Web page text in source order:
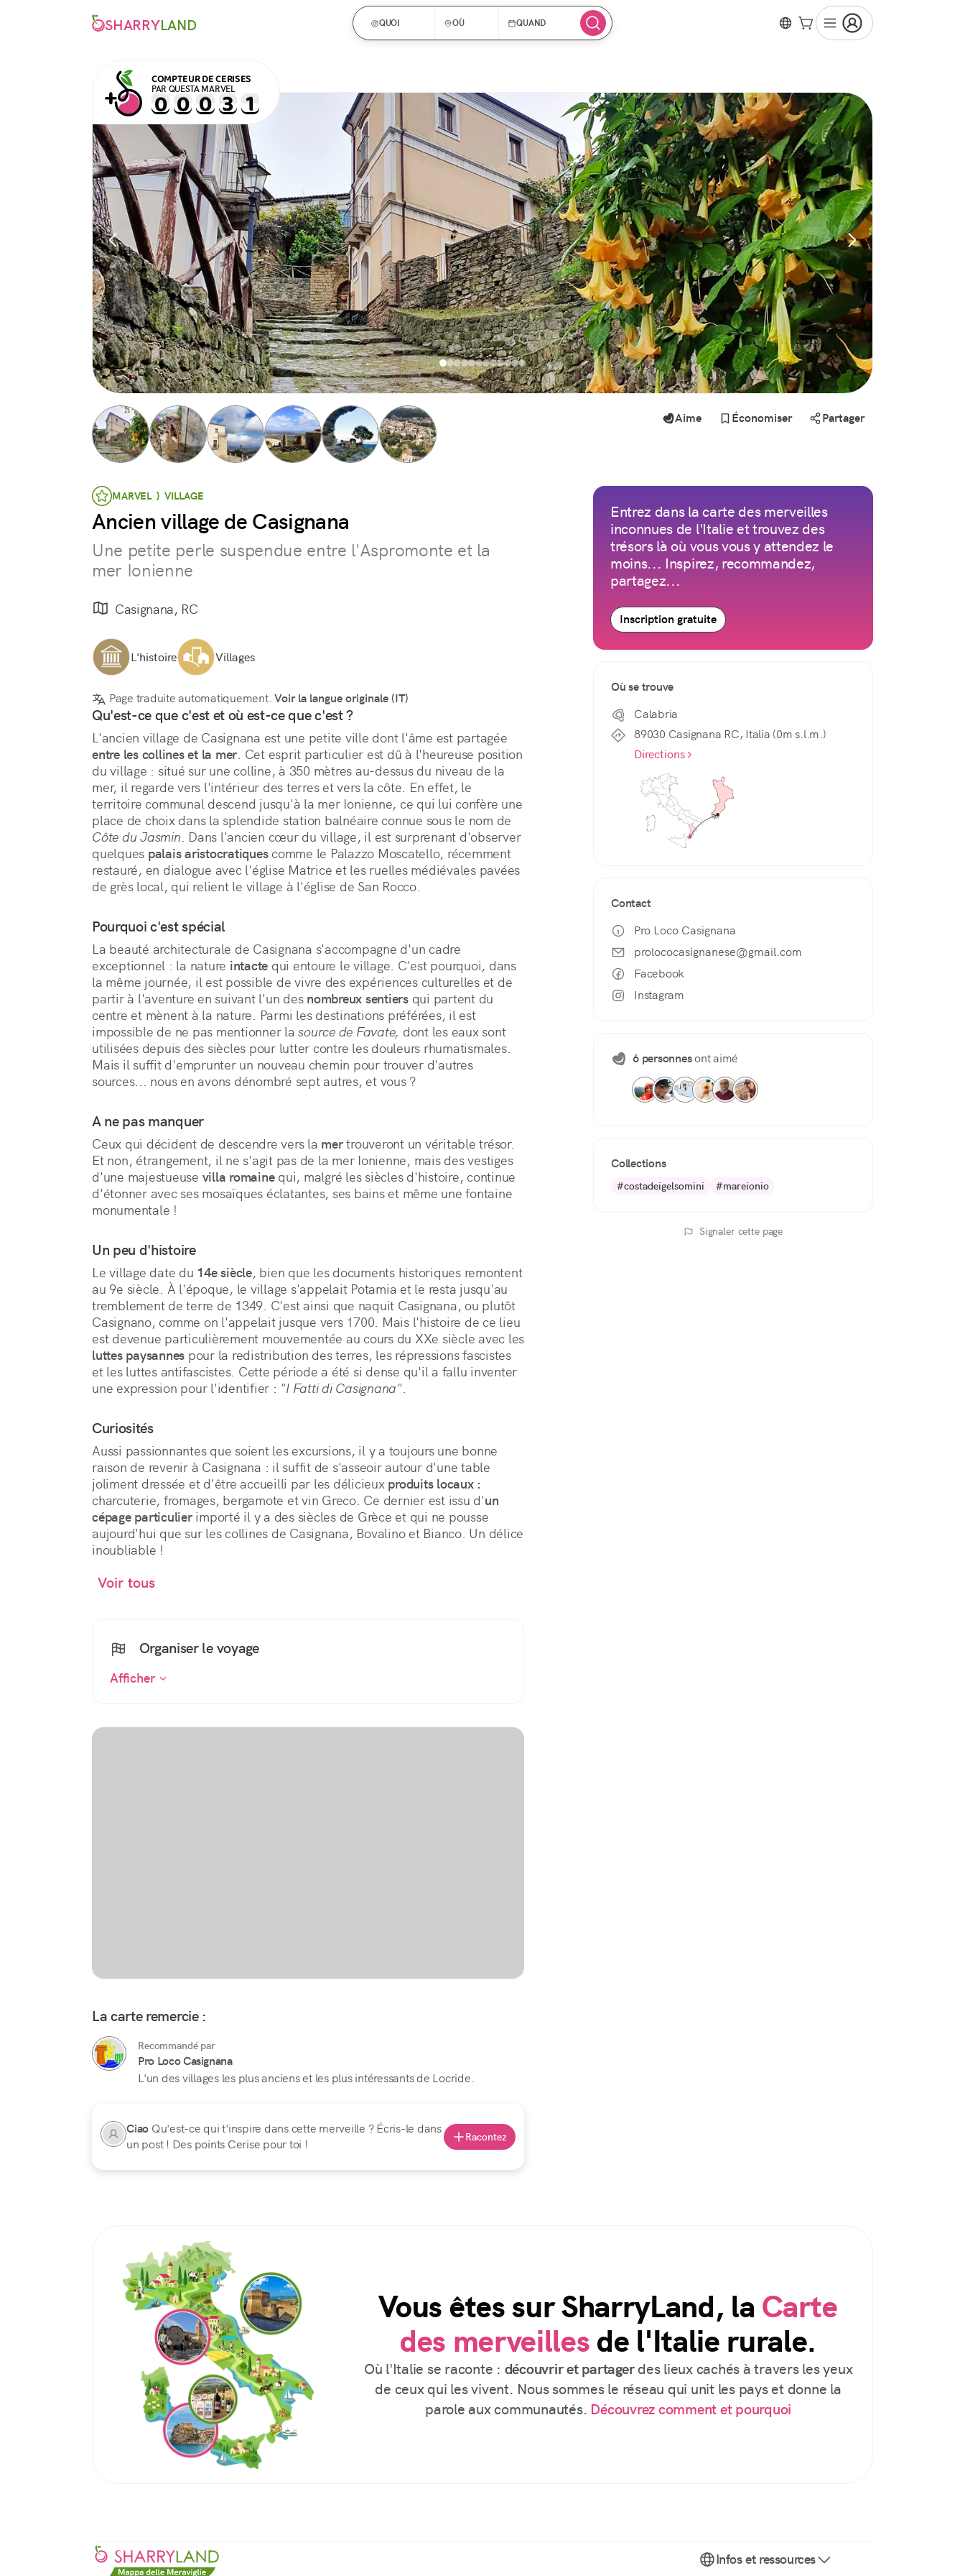
SHARRYLAND QUOI OÙ QUAND
COMPTEUR DE CERISES
PAR QUESTA MARVEL
MARVEL } VILLAGE
Ancien village de Casignana
Une petite perle suspendue entre l'Aspromonte et la
mer Ionienne
Casignana, RC
L'histoire Villages
Page traduite automatiquement.Voir la langue originale (IT)
Qu'est-ce que c'est et où est-ce que c'est ?
entre les collines et la mer. Cet esprit particulier est dû à l'heureuse position
du village : situé sur une colline, à 350 mètres au-dessus du niveau de la
mer, il regarde vers l'intérieur des terres et vers la côte. En effet, le
territoire communal descend jusqu'à la mer Ionienne, ce qui lui confère une
Côte du Jasmin. Dans l'ancien cœur du village, il est surprenant d'observer
quelques palais aristocratiques comme le Palazzo Moscatello, récemment
restauré, en dialogue avec l'église Matrice et les ruelles médiévales pavées
de grès local, qui relient le village à l'église de San Rocco.
Pourquoi c'est spécial
La beauté architecturale de Casignana s'accompagne d'un cadre
exceptionnel : la nature intacte qui entoure le village. C'est pourquoi, dans
la même journée, il est possible de vivre des expériences culturelles et de
partir à l'aventure en suivant l'un des nombreux sentiers qui partent du
centre et mènent à la nature. Parmi les destinations préférées, il est
impossible de ne pas mentionner la source de Favate, dont les eaux sont
utilisées depuis des siècles pour lutter contre les douleurs rhumatismales.
Mais il suffit d'emprunter un nouveau chemin pour trouver d'autres
sources... nous en avons dénombré sept autres, et vous ?
A ne pas manquer
Ceux qui décident de descendre vers la mertrouveront un véritable trésor.
Et non, étrangement, il ne s'agit pas de la mer Ionienne, mais des vestiges
d'une majestueuse villa romainequi, malgré les siècles d'histoire, continue
d'étonner avec ses mosaïques éclatantes, ses bains et même une fontaine
monumentale !
Un peu d'histoire
Le village date du 14e siècle, bien que les documents historiques remontent
au 9e siècle. À l'époque, le village s'appelait Potamia et le resta jusqu'au
tremblement de terre de 1349. C'est ainsi que naquit Casignana, ou plutôt
Casignano, comme on l'appelait jusque vers 1700. Mais l'histoire de ce lieu
est devenue particulièrement mouvementée au cours du XXe siècle avec les
luttes paysannes pour la redistribution des terres, les répressions fascistes
et les luttes antifascistes. Cette période a été si dense qu'il a fallu inventer
une expression pour l'identifier : "I Fatti di Casignana".
Curiosités
Aussi passionnantes que soient les excursions, il y a toujours une bonne
raison de revenir à Casignana : il suffit de s'asseoir autour d'une table
joliment dressée et d'être accueilli par les délicieux produits locaux :
charcuterie, fromages, bergamote et vin Greco. Ce dernier est issu d'un
cépage particulierimporté il y a des siècles de Grèce et qui ne pousse
aujourd'hui que sur les collines de Casignana, Bovalino et Bianco. Un délice
inoubliable !
Voir tous
Organiser le voyage
Afficher
La carte remercie :
Recommandé par
Pro Loco Casignana
L'un des villages les plus anciens et les plus intéressants de Locride.
Ciao Qu'est-ce qui t'inspire dans cette merveille ? Écris-le dans
un post ! Des points Cerise pour toi !
Racontez
Aime Économiser Partager
Entrez dans la carte des merveilles
inconnues de l'Italie et trouvez des
trésors là où vous vous y attendez le
moins... Inspirez, recommandez,
partagez...
Inscription gratuite
Où se trouve
Calabria
89030 Casignana RC, Italia (0m s.l.m.)
Directions
Contact
Pro Loco Casignana
prolococasignanese@gmail.com
Facebook
Instagram
6 personnesont aimé
Collections
#costadeigelsomini #mareionio
Signaler cette page
Vous êtes sur SharryLand, la Carte
des merveilles de l'Italie rurale.
Où l'Italie se raconte : découvrir et partagerdes lieux cachés à travers les yeux
de ceux qui les vivent. Nous sommes le réseau qui unit les pays et donne la
parole aux communautés. Découvrez comment et pourquoi
Infos et ressources